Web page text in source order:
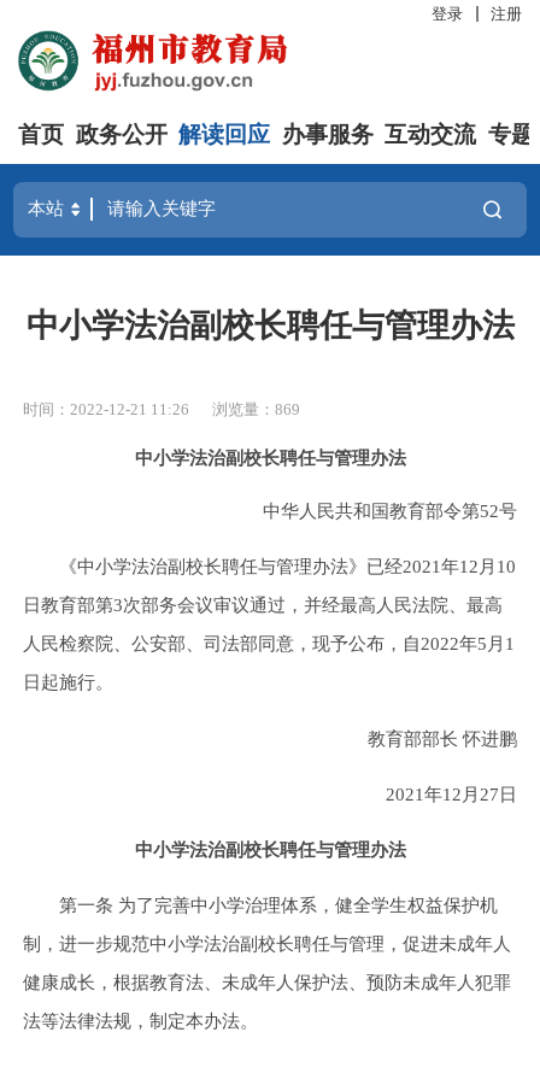
登录 注册
首页 政务公开 解读回应 办事服务 互动交流 专题
中小学法治副校长聘任与管理办法
时间：2022-12-21 11:26 浏览量：869
中小学法治副校长聘任与管理办法
中华人民共和国教育部令第52号
《中小学法治副校长聘任与管理办法》已经2021年12月10
日教育部第3次部务会议审议通过，并经最高人民法院、最高
人民检察院、公安部、司法部同意，现予公布，自2022年5月1
日起施行。
教育部部长 怀进鹏
2021年12月27日
中小学法治副校长聘任与管理办法
第一条 为了完善中小学治理体系，健全学生权益保护机
制，进一步规范中小学法治副校长聘任与管理，促进未成年人
健康成长，根据教育法、未成年人保护法、预防未成年人犯罪
法等法律法规，制定本办法。